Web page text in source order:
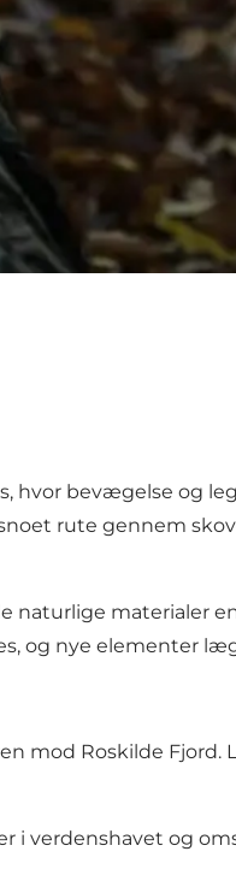
hvor bevægelse og
rute gennem
naturlige materialer
og nye elementer
mod Roskilde Fjord.
i verdenshavet og